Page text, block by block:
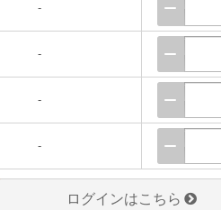
-
-
-
-
ログインはこちら